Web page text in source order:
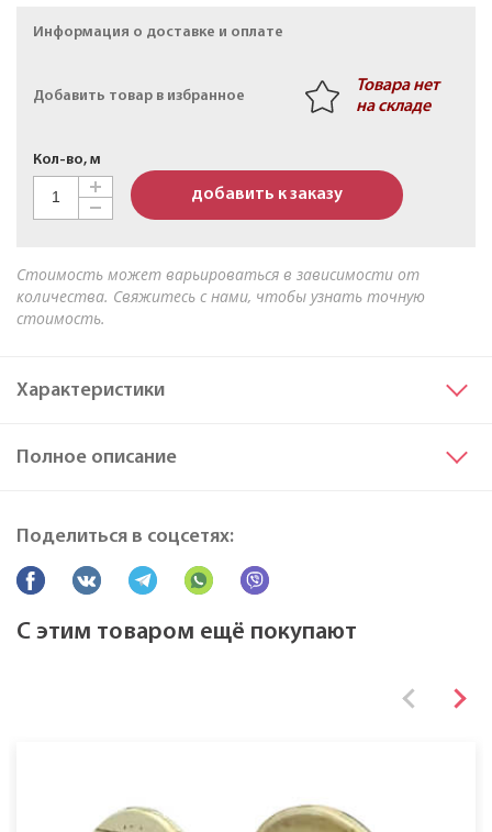
Кабель АПвБШв 3х50мк+1х25мк(N)-1 ТУ 16-705.499-
Информация о доставке и оплате
Добавить товар в избранное
Товара нет
на складе
Кол-во, м
добавить к заказу
Стоимость может варьироваться в зависимости от
количества. Свяжитесь с нами, чтобы узнать точную
стоимость.
Характеристики
Материал жилы
Медь
Все характеристики
Полное описание
Поделиться в соцсетях:
С этим товаром ещё покупают